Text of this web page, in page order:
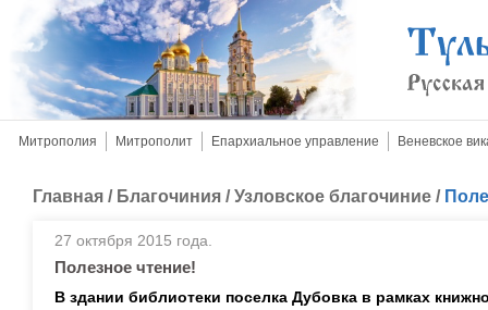
Митрополия Митрополит Епархиальное управление Веневское
Главная / Благочиния /Узловское благочиние /
27 октября 2015 года.
Полезное чтение!
В здании библиотеки поселка Дубовка в рамках